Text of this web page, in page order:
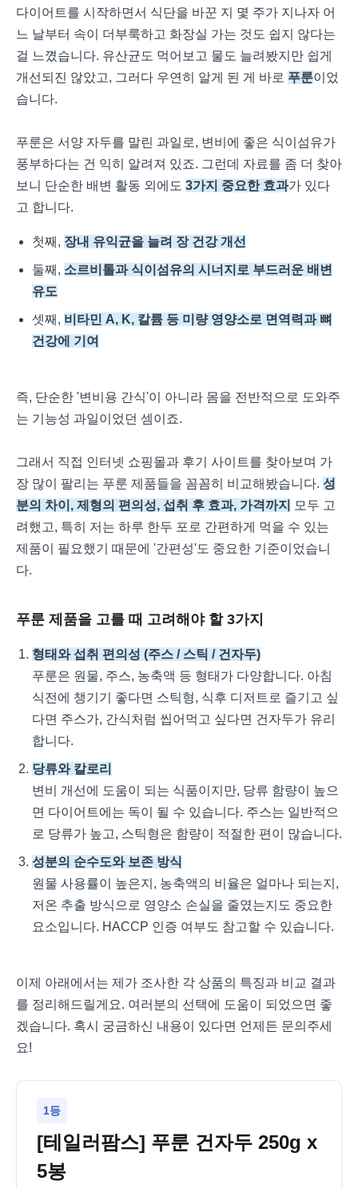
다이어트를 시작하면서 식단을 바꾼 지 몇 주가 지나자 어
느 날부터 속이 더부룩하고 화장실 가는 것도 쉽지 않다는
걸 느꼈습니다. 유산균도 먹어보고 물도 늘려봤지만 쉽게
개선되진 않았고, 그러다 우연히 알게 된 게 바로 푸룬이었
습니다.
푸룬은 서양 자두를 말린 과일로, 변비에 좋은 식이섬유가
풍부하다는 건 익히 알려져 있죠. 그런데 자료를 좀 더 찾아
보니 단순한 배변 활동 외에도 3가지 중요한 효과가 있다
고 합니다.
첫째, 장내 유익균을 늘려 장 건강 개선
둘째, 소르비톨과 식이섬유의 시너지로 부드러운 배변
유도
셋째, 비타민 A, K, 칼륨 등 미량 영양소로 면역력과 뼈
건강에 기여
즉, 단순한 '변비용 간식'이 아니라 몸을 전반적으로 도와주
는 기능성 과일이었던 셈이죠.
그래서 직접 인터넷 쇼핑몰과 후기 사이트를 찾아보며 가
장 많이 팔리는 푸룬 제품들을 꼼꼼히 비교해봤습니다. 성
분의 차이, 제형의 편의성, 섭취 후 효과, 가격까지
모두 고
려했고, 특히 저는 하루 한두 포로 간편하게 먹을 수 있는
제품이 필요했기 때문에 '간편성'도 중요한 기준이었습니
다.
푸룬 제품을 고를 때 고려해야 할 3가지
형태와 섭취 편의성 (주스 / 스틱 / 건자두)
푸룬은 원물, 주스, 농축액 등 형태가 다양합니다. 아침
식전에 챙기기 좋다면 스틱형, 식후 디저트로 즐기고 싶
다면 주스가, 간식처럼 씹어먹고 싶다면 건자두가 유리
합니다.
당류와 칼로리
변비 개선에 도움이 되는 식품이지만, 당류 함량이 높으
면 다이어트에는 독이 될 수 있습니다. 주스는 일반적으
로 당류가 높고, 스틱형은 함량이 적절한 편이 많습니다.
성분의 순수도와 보존 방식
원물 사용률이 높은지, 농축액의 비율은 얼마나 되는지,
저온 추출 방식으로 영양소 손실을 줄였는지도 중요한
요소입니다. HACCP 인증 여부도 참고할 수 있습니다.
이제 아래에서는 제가 조사한 각 상품의 특징과 비교 결과
를 정리해드릴게요. 여러분의 선택에 도움이 되었으면 좋
겠습니다. 혹시 궁금하신 내용이 있다면 언제든 문의주세
요!
1등
[테일러팜스] 푸룬 건자두 250g x
5봉